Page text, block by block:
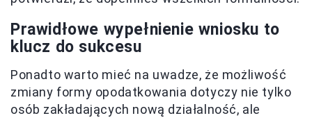
Prawidłowe wypełnienie wniosku to
klucz do sukcesu
Ponadto warto mieć na uwadze, że możliwość
zmiany formy opodatkowania dotyczy nie tylko
osób zakładających nową działalność, ale